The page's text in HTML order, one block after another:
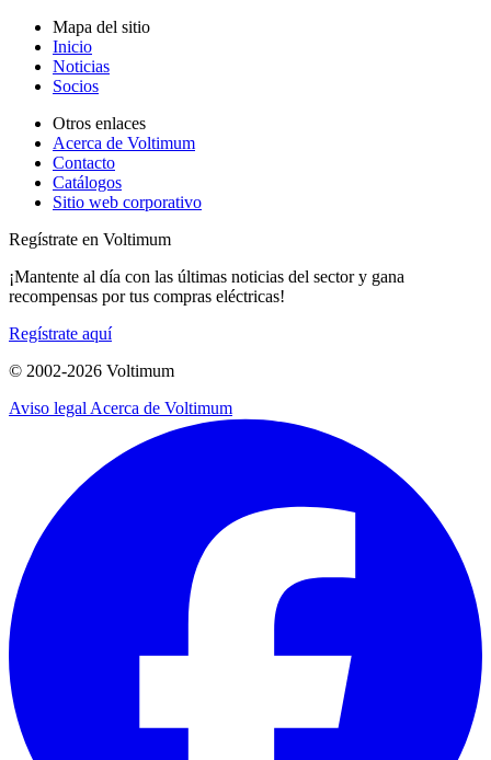
Mapa del sitio
Inicio
Noticias
Socios
Otros enlaces
Acerca de Voltimum
Contacto
Catálogos
Sitio web corporativo
Regístrate en Voltimum
¡Mantente al día con las últimas noticias del sector y gana
recompensas por tus compras eléctricas!
Regístrate aquí
© 2002-2026 Voltimum
Aviso legal Acerca de Voltimum